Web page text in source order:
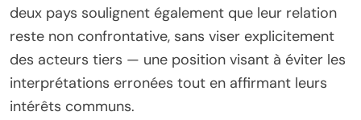
deux pays soulignent également que leur relation
reste non confrontative, sans viser explicitement
des acteurs tiers — une position visant à éviter les
interprétations erronées tout en affirmant leurs
intérêts communs.